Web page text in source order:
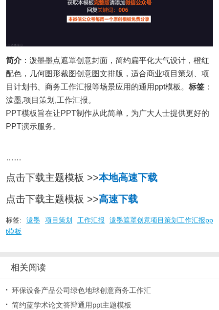
简介 ：泼墨墨点遮罩创意封面，简约扁平化大气设计，橙红
配色，几何图形裁图创意图文排版，适合商业项目策划、项
目计划书、商务工作汇报等场景应用的通用ppt模板。 标签 ：
泼墨,项目策划 ,工作汇报。
PPT模板旨在让PPT制作从此简单，为广大人士提供更好的
PPT演示服务。
……
点击下载主题模板 >>本地高速下载
点击下载主题模板 >>高速下载
标签: 泼墨 项目策划 工作汇报
泼墨遮罩创意项目策划工作汇报pp
t模板
相关阅读
环保设备产品公司绿色地球创意商务工作汇
简约蓝学术论文答辩通用ppt主题模板